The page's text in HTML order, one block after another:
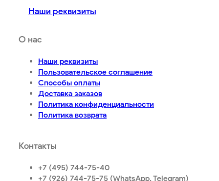
Наши реквизиты
О нас
Наши реквизиты
Пользовательское соглашение
Способы оплаты
Доставка заказов
Политика конфиденциальности
Политика возврата
Контакты
+7 (495) 744-75-40
+7 (926) 744-75-75 (WhatsApp, Telegram)